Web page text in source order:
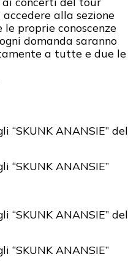
alla sezione
le proprie conoscenze
domanda saranno
a tutte e due le
“SKUNK ANANSIE” del
“SKUNK ANANSIE”
“SKUNK ANANSIE” del
“SKUNK ANANSIE”